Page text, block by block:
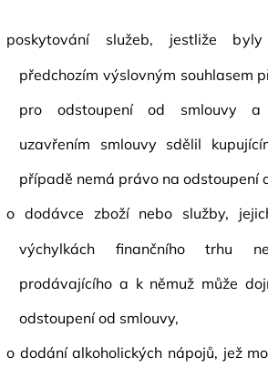
poskytování služeb, jestliže
předchozím výslovným souhlasem
pro odstoupení od smlouvy a
uzavřením smlouvy sdělil
případě nemá právo na odstoupení
o dodávce zboží nebo služby,
výchylkách finančního trhu
prodávajícího a k němuž může
odstoupení od smlouvy,
o dodání alkoholických nápojů, jež